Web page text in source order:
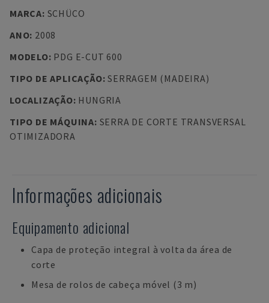
MARCA: SCHÜCO
ANO: 2008
MODELO: PDG E-CUT 600
TIPO DE APLICAÇÃO:SERRAGEM (MADEIRA)
LOCALIZAÇÃO: HUNGRIA
TIPO DE MÁQUINA: SERRA DE CORTE TRANSVERSAL
OTIMIZADORA
Informações adicionais
Equipamento adicional
Capa de proteção integral à volta da área de
corte
Mesa de rolos de cabeça móvel (3 m)